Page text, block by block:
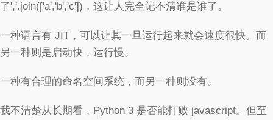
了','.join(['a','b','c'])，这让人完全记不清谁是谁了。
一种语言有 JIT，可以让其一旦运行起来就会速度很快。而
另一种则是启动快，运行慢。
一种有合理的命名空间系统，而另一种则没有。
我不清楚从长期看，Python 3 是否能打败 javascript。但至